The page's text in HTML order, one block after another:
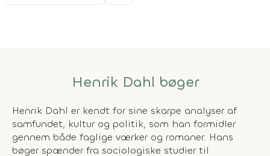
Henrik Dahl bøger
Henrik Dahl er kendt for sine skarpe analyser af
samfundet, kultur og politik, som han formidler
gennem både faglige værker og romaner. Hans
bøger spænder fra sociologiske studier til